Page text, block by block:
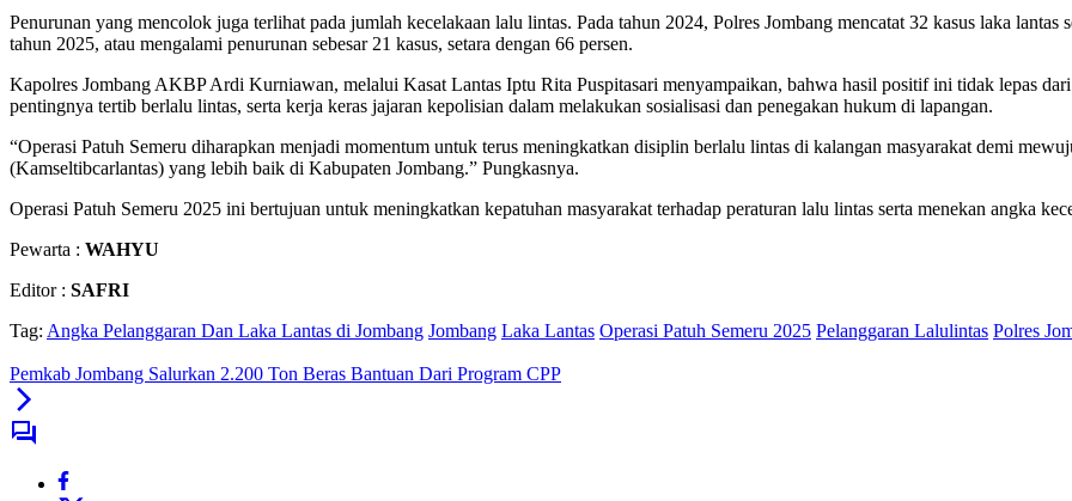
Penurunan yang mencolok juga terlihat pada jumlah kecelakaan lalu lintas. Pada tahun 2024, Polres Jombang mencatat 32 kasus laka
tahun 2025, atau mengalami penurunan sebesar 21 kasus, setara dengan 66 persen.
Kapolres Jombang AKBP Ardi Kurniawan, melalui Kasat Lantas Iptu Rita Puspitasari menyampaikan, bahwa hasil positif ini tidak lepas
pentingnya tertib berlalu lintas, serta kerja keras jajaran kepolisian dalam melakukan sosialisasi dan penegakan hukum di lapangan.
“Operasi Patuh Semeru diharapkan menjadi momentum untuk terus meningkatkan disiplin berlalu lintas di kalangan masyarakat demi
(Kamseltibcarlantas) yang lebih baik di Kabupaten Jombang.” Pungkasnya.
Operasi Patuh Semeru 2025 ini bertujuan untuk meningkatkan kepatuhan masyarakat terhadap peraturan lalu lintas serta menekan angka
Pewarta : WAHYU
Editor : SAFRI
Tag: Angka Pelanggaran Dan Laka Lantas di Jombang Jombang Laka Lantas Operasi Patuh Semeru 2025 Pelanggaran Lalulintas Polres
Pemkab Jombang Salurkan 2.200 Ton Beras Bantuan Dari Program CPP